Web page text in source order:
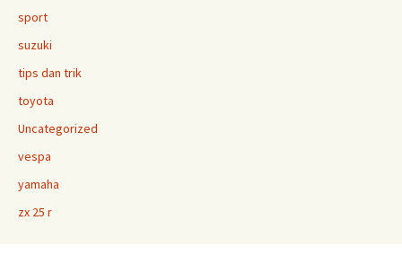
sport
suzuki
tips dan trik
toyota
Uncategorized
vespa
yamaha
zx 25 r